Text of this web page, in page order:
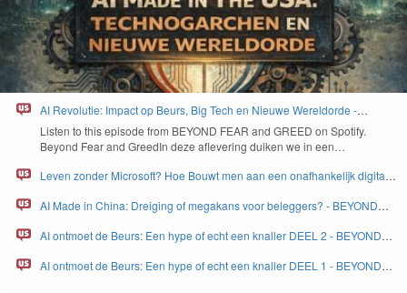
AI Revolutie: Impact op Beurs, Big Tech en Nieuwe Wereldorde -
BEYOND FEAR and GREED
Lis­ten to this episode from BEYOND FEAR and GREED on Spo­ti­fy.
Beyond Fear and Greed­In deze aflev­er­ing duiken we in een…
Leven zonder Microsoft? Hoe Bouwt men aan een onafhankelijk digitaal
AI Made in China: Dreiging of megakans voor beleggers? - BEYOND
AI ontmoet de Beurs: Een hype of echt een knaller DEEL 2 - BEYOND
AI ontmoet de Beurs: Een hype of echt een knaller DEEL 1 - BEYOND